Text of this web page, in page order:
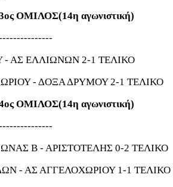
ΟΜΙΛΟΣ(14η αγωνιστική)
- ΑΣ ΕΛΛΙΩΝΩΝ 2-1 ΤΕΛΙΚΟ
- ΔΟΞΑ ΔΡΥΜΟΥ 2-1 ΤΕΛΙΚΟ
ΟΜΙΛΟΣ(14η αγωνιστική)
Β - ΑΡΙΣΤΟΤΕΛΗΣ 0-2 ΤΕΛΙΚΟ
- ΑΣ ΑΓΓΕΛΟΧΩΡΙΟΥ 1-1 ΤΕΛΙΚΟ